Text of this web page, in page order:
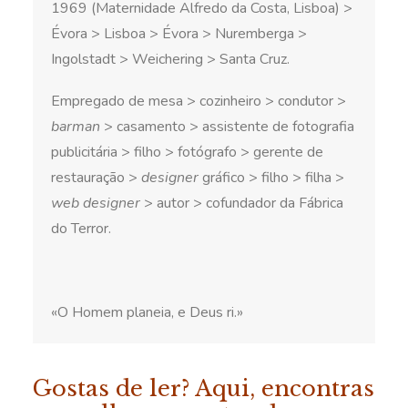
1969 (Maternidade Alfredo da Costa, Lisboa) >
Évora > Lisboa > Évora > Nuremberga >
Ingolstadt > Weichering > Santa Cruz.
Empregado de mesa > cozinheiro > condutor >
barman > casamento > assistente de fotografia
publicitária > filho > fotógrafo > gerente de
restauração > designergráfico > filho > filha >
web designer > autor > cofundador da Fábrica
do Terror.
«O Homem planeia, e Deus ri.»
Gostas de ler? Aqui, encontras